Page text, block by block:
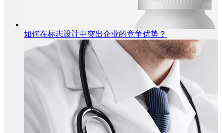
如何在标志设计中突出企业的竞争优势？